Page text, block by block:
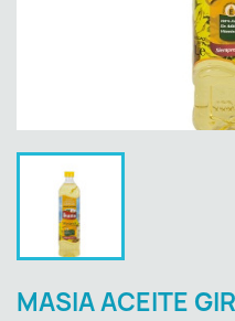
MASIA ACEITE